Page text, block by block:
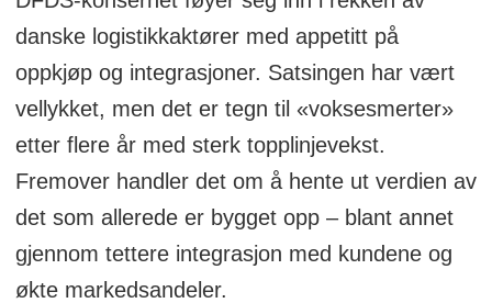
danske logistikkaktører med appetitt på
oppkjøp og integrasjoner. Satsingen har vært
vellykket, men det er tegn til «voksesmerter»
etter flere år med sterk topplinjevekst.
Fremover handler det om å hente ut verdien av
det som allerede er bygget opp – blant annet
gjennom tettere integrasjon med kundene og
økte markedsandeler.